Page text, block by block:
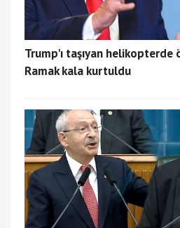
Trump'ı taşıyan
Ramak kala kurtuldu